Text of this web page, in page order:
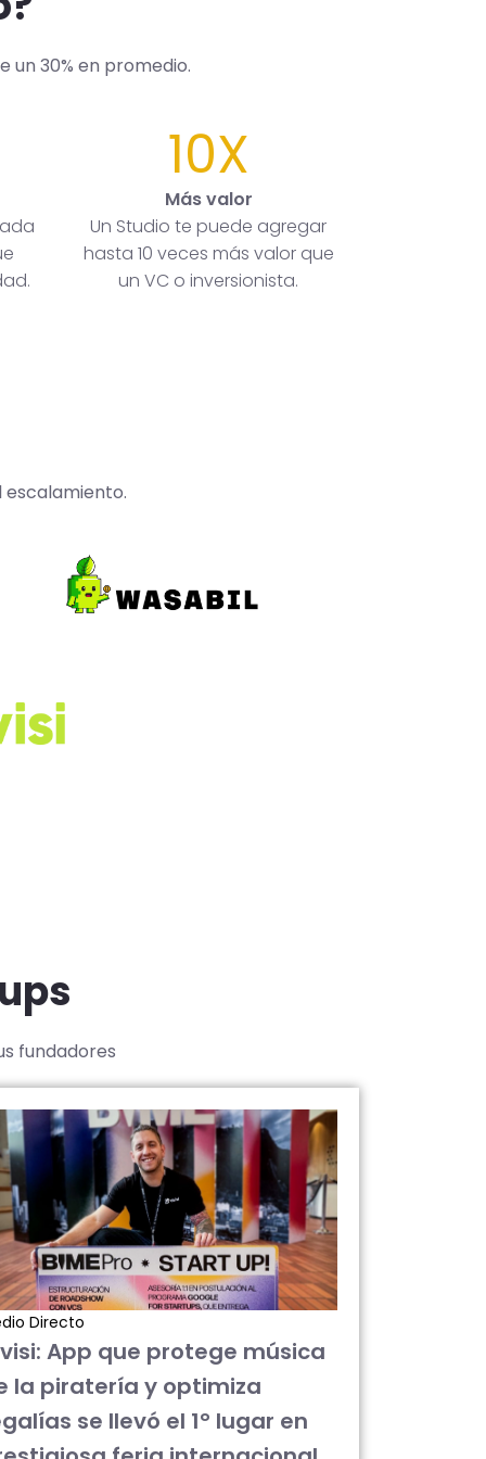
un 30% en promedio.
10X
Más valor
Un Studio te puede agregar
hasta 10 veces más valor que
un VC o inversionista.
fundadores
Directo
App que protege música
la piratería y optimiza
se llevó el 1° lugar en